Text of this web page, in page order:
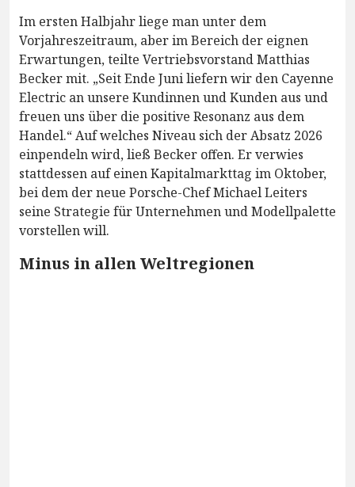
Im ersten Halbjahr liege man unter dem
Vorjahreszeitraum, aber im Bereich der eignen
Erwartungen, teilte Vertriebsvorstand Matthias
Becker mit. „Seit Ende Juni liefern wir den Cayenne
Electric an unsere Kundinnen und Kunden aus und
freuen uns über die positive Resonanz aus dem
Handel.“ Auf welches Niveau sich der Absatz 2026
einpendeln wird, ließ Becker offen. Er verwies
stattdessen auf einen Kapitalmarkttag im Oktober,
bei dem der neue Porsche-Chef Michael Leiters
seine Strategie für Unternehmen und Modellpalette
vorstellen will.
Minus in allen Weltregionen